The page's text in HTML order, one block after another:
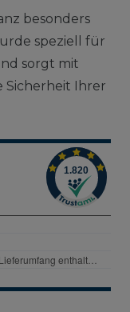
besonders
speziell für
sorgt mit
Sicherheit Ihrer